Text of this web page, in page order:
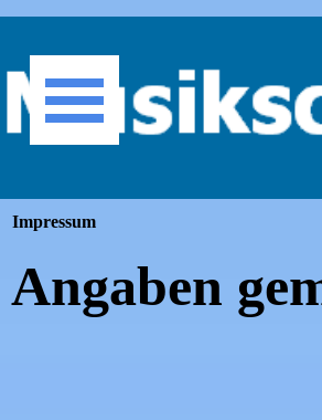
Menü überspringen
Impressum
Angaben